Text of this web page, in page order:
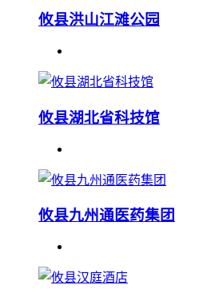
攸县洪山江滩公园
攸县湖北省科技馆
攸县九州通医药集团